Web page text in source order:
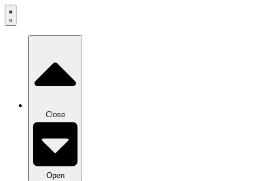
Zum
Inhalt
Close
Open